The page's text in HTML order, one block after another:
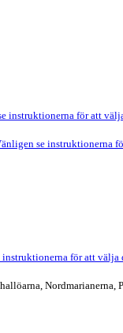
instruktionerna för att
se instruktionerna
för att välja
Nordmarianerna,